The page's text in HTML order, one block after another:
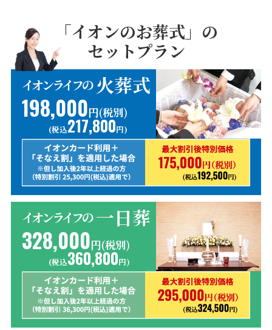
「イオンのお葬式」の
セットプラン
イオンライフの 火葬式
198,000円(税別)
(税込217,800円)
イオンライフの 一日葬
328,000円(税別)
(税込360,800円)